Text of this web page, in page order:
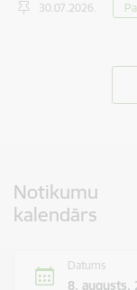
30.07.2026.
Notikumu
kalendārs
Datums
8. augusts,